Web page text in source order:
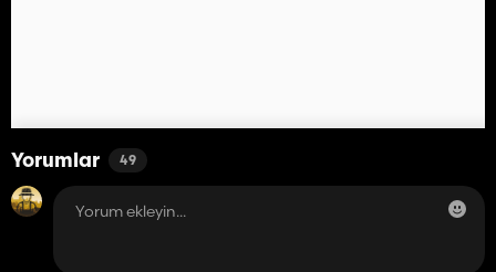
Yorumlar 49